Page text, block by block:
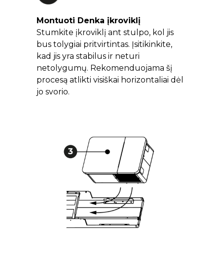
Montuoti Denka įkroviklį
Stumkite įkroviklį ant stulpo, kol jis
bus tolygiai pritvirtintas. Įsitikinkite,
kad jis yra stabilus ir neturi
netolygumų. Rekomenduojama šį
procesą atlikti visiškai horizontaliai dėl
jo svorio.